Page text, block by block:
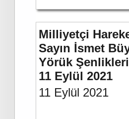
Milliyetçi
Sayın İsmet
Yörük
11 Eylül 2021
11 Eylül 2021